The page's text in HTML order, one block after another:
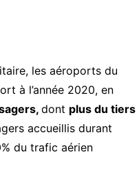
les aéroports du
à l’année 2020, en
dont plus du tiers
accueillis durant
du trafic aérien